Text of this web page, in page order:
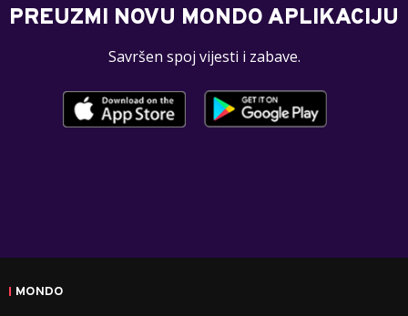
PREUZMI NOVU MONDO APLIKACIJU
Savršen spoj vijesti i zabave.
MONDO